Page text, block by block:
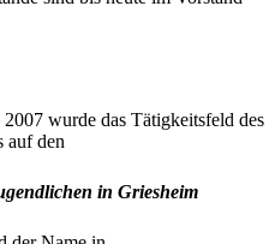
wurde das Tätigkeitsfeld des
auf den
in Griesheim